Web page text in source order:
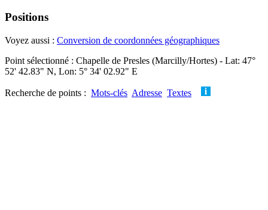
Positions
Voyez aussi : Conversion de coordonnées géographiques
Point sélectionné : Chapelle de Presles (Marcilly/Hortes) - Lat: 47°
52' 42.83" N, Lon: 5° 34' 02.92" E
Recherche de points : Mots-clés Adresse Textes